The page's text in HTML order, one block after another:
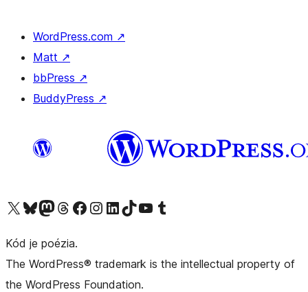
WordPress.com ↗
Matt ↗
bbPress ↗
BuddyPress ↗
Navštívte náš účet na X (predtým Twitter)
Navštívte náš účet na platforme Bluesky
Navštívte náš účet na Mastodone
Navštívte náš účet na platforme Threads
Navštívte našu stránku na Facebooku
Navštívte náš účet Instagram
Navštívte náš účet LinkedIn
Navštívte náš účet na platforme TikTok
Navštívte náš kanál YouTube
Navštívte náš účet na platforme Tumblr
Kód je poézia.
The WordPress® trademark is the intellectual property of
the WordPress Foundation.